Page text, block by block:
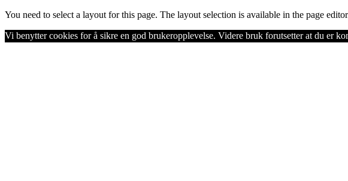
You need to select a layout for this page. The layout selection is available in the page
Vi benytter cookies for å sikre en god brukeropplevelse. Videre bruk forutsetter at du er